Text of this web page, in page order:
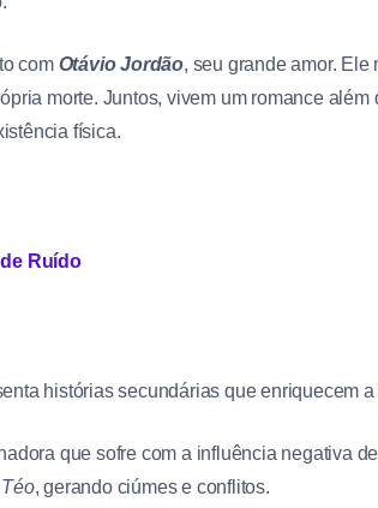
com Otávio Jordão, seu grande amor.
morte. Juntos, vivem um romance
física.
Ruído
histórias secundárias que enriquecem a
que sofre com a influência negativa
Téo, gerando ciúmes e conflitos.